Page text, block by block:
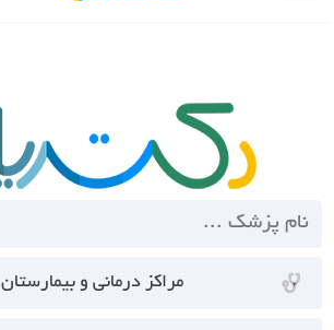
مراکز درمانی و بیمارستان